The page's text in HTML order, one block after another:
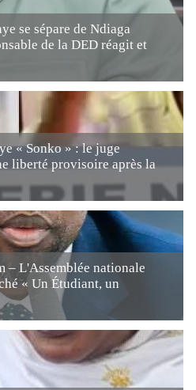
se sépare de Ndiaga
de la DED réagit et
« Sonko » : le juge
liberté provisoire après la
– L'Assemblée nationale
« Un Étudiant, un